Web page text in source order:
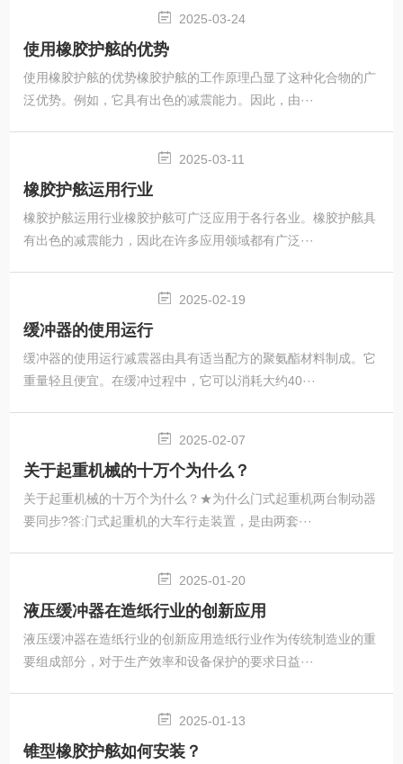
2025-03-24
使用橡胶护舷的优势
使用橡胶护舷的优势橡胶护舷的工作原理凸显了这种化合物的广
泛优势。例如，它具有出色的减震能力。因此，由···
2025-03-11
橡胶护舷运用行业
橡胶护舷运用行业橡胶护舷可广泛应用于各行各业。橡胶护舷具
有出色的减震能力，因此在许多应用领域都有广泛···
2025-02-19
缓冲器的使用运行
缓冲器的使用运行减震器由具有适当配方的聚氨酯材料制成。它
重量轻且便宜。在缓冲过程中，它可以消耗大约40···
2025-02-07
关于起重机械的十万个为什么？
关于起重机械的十万个为什么？★为什么门式起重机两台制动器
要同步?答:门式起重机的大车行走装置，是由两套···
2025-01-20
液压缓冲器在造纸行业的创新应用
液压缓冲器在造纸行业的创新应用造纸行业作为传统制造业的重
要组成部分，对于生产效率和设备保护的要求日益···
2025-01-13
锥型橡胶护舷如何安装？